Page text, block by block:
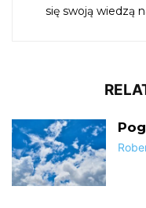
się swoją wiedzą